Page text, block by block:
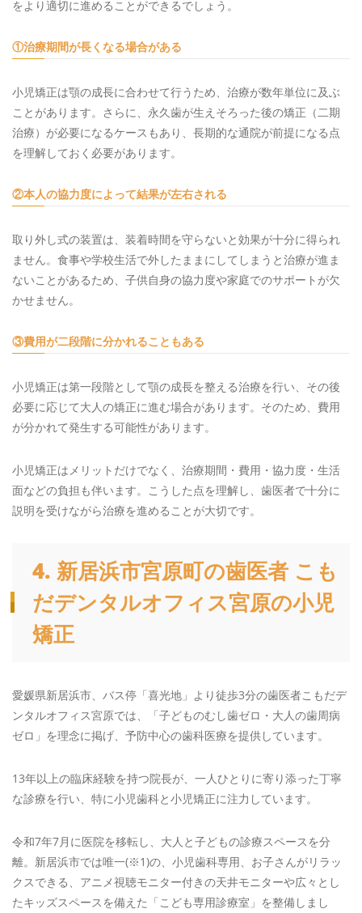
をより適切に進めることができるでしょう。
①治療期間が長くなる場合がある
小児矯正は顎の成長に合わせて行うため、治療が数年単位に及ぶ
ことがあります。さらに、永久歯が生えそろった後の矯正（二期
治療）が必要になるケースもあり、長期的な通院が前提になる点
を理解しておく必要があります。
②本人の協力度によって結果が左右される
取り外し式の装置は、装着時間を守らないと効果が十分に得られ
ません。食事や学校生活で外したままにしてしまうと治療が進ま
ないことがあるため、子供自身の協力度や家庭でのサポートが欠
かせません。
③費用が二段階に分かれることもある
小児矯正は第一段階として顎の成長を整える治療を行い、その後
必要に応じて大人の矯正に進む場合があります。そのため、費用
が分かれて発生する可能性があります。
小児矯正はメリットだけでなく、治療期間・費用・協力度・生活
面などの負担も伴います。こうした点を理解し、歯医者で十分に
説明を受けながら治療を進めることが大切です。
4. 新居浜市宮原町の歯医者 こも
だデンタルオフィス宮原の小児
矯正
愛媛県新居浜市、バス停「喜光地」より徒歩3分の歯医者こもだデ
ンタルオフィス宮原では、「子どものむし歯ゼロ・大人の歯周病
ゼロ」を理念に掲げ、予防中心の歯科医療を提供しています。
13年以上の臨床経験を持つ院長が、一人ひとりに寄り添った丁寧
な診療を行い、特に小児歯科と小児矯正に注力しています。
令和7年7月に医院を移転し、大人と子どもの診療スペースを分
離。新居浜市では唯一(※1)の、小児歯科専用、お子さんがリラッ
クスできる、アニメ視聴モニター付きの天井モニターや広々とし
たキッズスペースを備えた「こども専用診療室」を整備しまし